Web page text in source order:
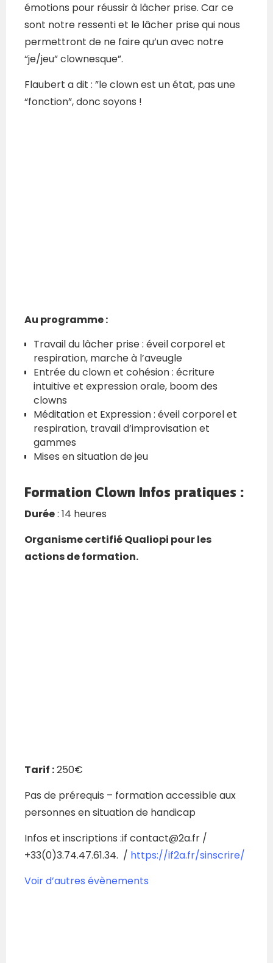
émotions pour réussir à lâcher prise. Car ce
sont notre ressenti et le lâcher prise qui nous
permettront de ne faire qu’un avec notre
“je/jeu” clownesque”.
Flaubert a dit : ”le clown est un état, pas une
“fonction”, donc soyons !
Au programme :
Travail du lâcher prise : éveil corporel et
respiration, marche à l’aveugle
Entrée du clown et cohésion : écriture
intuitive et expression orale, boom des
clowns
Méditation et Expression : éveil corporel et
respiration, travail d’improvisation et
gammes
Mises en situation de jeu
Formation Clown Infos pratiques :
Durée: 14 heures
Organisme certifié Qualiopi pour les
actions de formation.
Tarif :250€
Pas de prérequis – formation accessible aux
personnes en situation de handicap
Infos et inscriptions :if contact@2a.fr /
+33(0)3.74.47.61.34. / https://if2a.fr/sinscrire/
Voir d’autres évènements